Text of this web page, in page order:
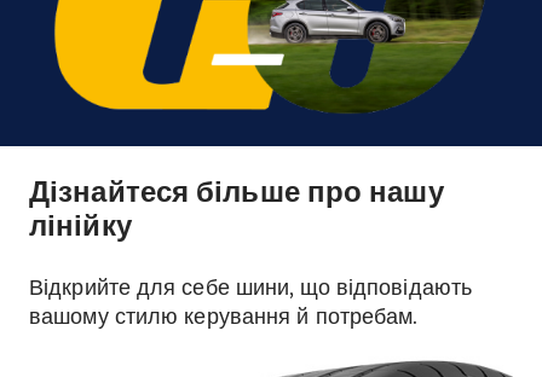
Дізнайтеся більше про нашу
лінійку
Відкрийте для себе шини, що відповідають
вашому стилю керування й потребам.